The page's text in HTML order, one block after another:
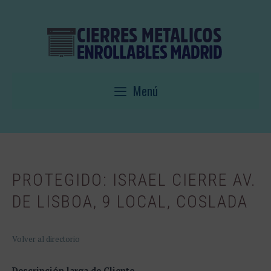
Menú
PROTEGIDO: ISRAEL CIERRE AV.
DE LISBOA, 9 LOCAL, COSLADA
Volver al directorio